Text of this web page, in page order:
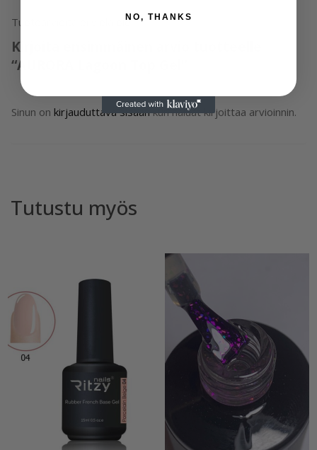
Tuotearvioita ei vielä ole.
Kirjoita ensimmäinen arvio tuotteelle
“AURORA Lagoon Top Gel”
Sinun on kirjauduttava sisäänkun haluat kirjoittaa arvioinnin.
Tutustu myös
NO, THANKS